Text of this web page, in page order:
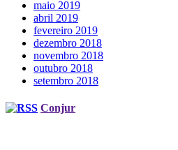
maio 2019
abril 2019
fevereiro 2019
dezembro 2018
novembro 2018
outubro 2018
setembro 2018
Conjur